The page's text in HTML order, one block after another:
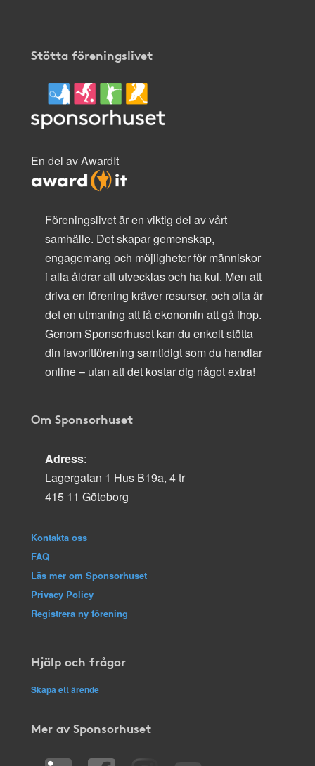
Stötta föreningslivet
En del av AwardIt
Föreningslivet är en viktig del av vårt
samhälle. Det skapar gemenskap,
engagemang och möjligheter för människor
i alla åldrar att utvecklas och ha kul. Men att
driva en förening kräver resurser, och ofta är
det en utmaning att få ekonomin att gå ihop.
Genom Sponsorhuset kan du enkelt stötta
din favoritförening samtidigt som du handlar
online – utan att det kostar dig något extra!
Om Sponsorhuset
Adress:
Lagergatan 1 Hus B19a, 4 tr
415 11 Göteborg
Kontakta oss
FAQ
Läs mer om Sponsorhuset
Privacy Policy
Registrera ny förening
Hjälp och frågor
Skapa ett ärende
Mer av Sponsorhuset